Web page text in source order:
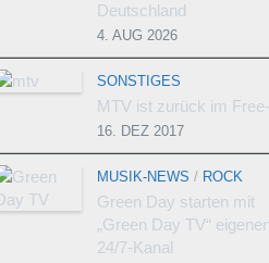
Deutschland
4. AUG 2026
SONSTIGES
MTV ist zurück im
16. DEZ 2017
MUSIK-NEWS / ROCK
Green Day starten mit
„Green Day TV“ eigenen
24/7-Kanal